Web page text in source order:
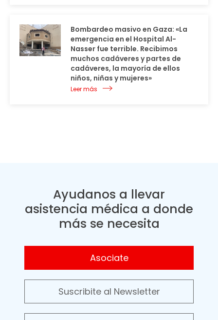
Bombardeo masivo en Gaza: «La
emergencia en el Hospital Al-
Nasser fue terrible. Recibimos
muchos cadáveres y partes de
cadáveres, la mayoría de ellos
niños, niñas y mujeres»
Leer más
Ayudanos a llevar
asistencia médica a donde
más se necesita
Asociate
Suscribite al Newsletter